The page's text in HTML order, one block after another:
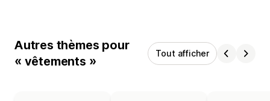
Autres thèmes pour
« vêtements »
Tout afficher